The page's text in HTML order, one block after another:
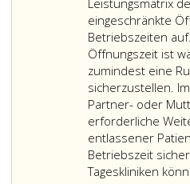
diese
können
maximal
bis
zur
Hälfte
Leistungsmatrix
eingeschränkte
Betriebszeiten
Öffnungszeit ist
zumindest eine
sicherzustellen.
Partner- oder
erforderliche
entlassener
Betriebszeit
Tageskliniken